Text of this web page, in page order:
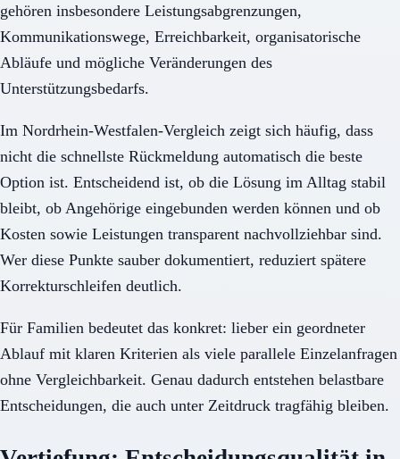
gehören insbesondere Leistungsabgrenzungen,
Kommunikationswege, Erreichbarkeit, organisatorische
Abläufe und mögliche Veränderungen des
Unterstützungsbedarfs.
Im Nordrhein-Westfalen-Vergleich zeigt sich häufig, dass
nicht die schnellste Rückmeldung automatisch die beste
Option ist. Entscheidend ist, ob die Lösung im Alltag stabil
bleibt, ob Angehörige eingebunden werden können und ob
Kosten sowie Leistungen transparent nachvollziehbar sind.
Wer diese Punkte sauber dokumentiert, reduziert spätere
Korrekturschleifen deutlich.
Für Familien bedeutet das konkret: lieber ein geordneter
Ablauf mit klaren Kriterien als viele parallele Einzelanfragen
ohne Vergleichbarkeit. Genau dadurch entstehen belastbare
Entscheidungen, die auch unter Zeitdruck tragfähig bleiben.